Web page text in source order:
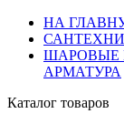
НА
ШАРОВЫЕ
АРМАТУРА
Каталог товаров